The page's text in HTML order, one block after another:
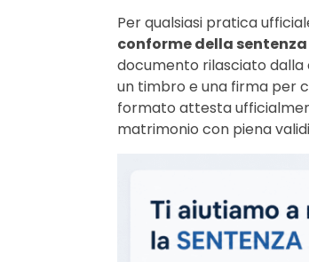
Per qualsiasi pratica
conforme della
documento rilasciato dalla
un timbro e una firma per
formato attesta
matrimonio con piena